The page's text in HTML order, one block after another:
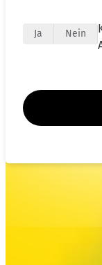
Ja Nein